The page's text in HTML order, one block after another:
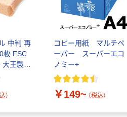
中判 再
枚 FSC
大王製紙
ナル
）
コピー用紙 マルチペ
ーパー スーパーエコ
ノミー+
￥149~ （税込）